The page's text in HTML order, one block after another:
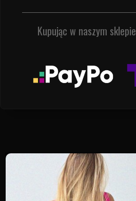
Kupując w naszym